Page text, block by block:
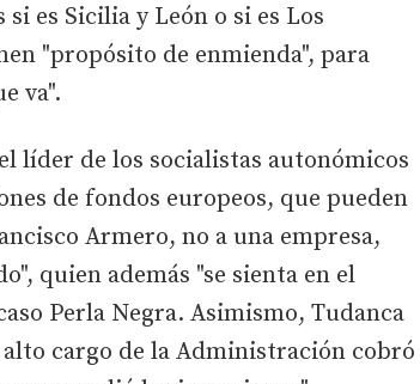
es Sicilia y León o si es Los
"propósito de enmienda", para
va".
líder de los socialistas autonómicos
de fondos europeos, que pueden
Armero, no a una empresa,
quien además "se sienta en el
Perla Negra. Asimismo, Tudanca
cargo de la Administración cobró